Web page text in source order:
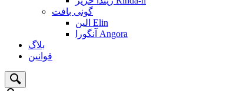
گونی بافت
الین Elin
آنگورا Angora
بلاگ
قوانین